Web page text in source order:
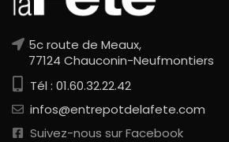
5c route de Meaux,
77124 Chauconin-Neufmontiers
Tél : 01.60.32.22.42
infos@entrepotdelafete.com
Suivez-nous sur Facebook